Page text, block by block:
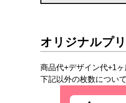
オリジナルプ
商品代+デザイン代+1
下記以外の枚数につい